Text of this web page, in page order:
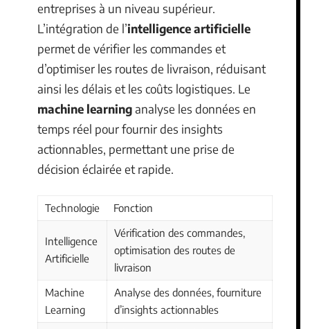
entreprises à un niveau supérieur.
L’intégration de l’intelligence artificielle
permet de vérifier les commandes et
d’optimiser les routes de livraison, réduisant
ainsi les délais et les coûts logistiques. Le
machine learninganalyse les données en
temps réel pour fournir des insights
actionnables, permettant une prise de
décision éclairée et rapide.
Technologie Fonction
Intelligence
Artificielle
Vérification des commandes,
optimisation des routes de
livraison
Machine
Learning
Analyse des données, fourniture
d’insights actionnables